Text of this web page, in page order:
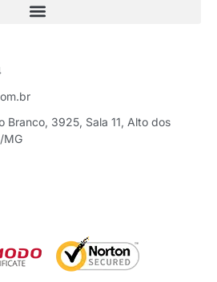
Branco, 3925, Sala 11, Alto dos
MG